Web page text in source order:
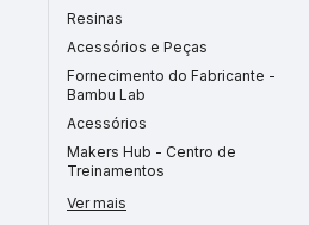
Resinas
Acessórios e Peças
Fornecimento do Fabricante -
Bambu Lab
Acessórios
Makers Hub - Centro de
Treinamentos
Ver mais